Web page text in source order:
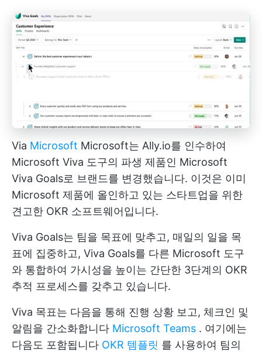
Via Microsoft Microsoft는 Ally.io를 인수하여
Microsoft Viva 도구의 파생 제품인 Microsoft
Viva Goals로 브랜드를 변경했습니다. 이것은 이미
Microsoft 제품에 올인하고 있는 스타트업을 위한
견고한 OKR 소프트웨어입니다.
Viva Goals는 팀을 목표에 맞추고, 매일의 일을 목
표에 집중하고, Viva Goals를 다른 Microsoft 도구
와 통합하여 가시성을 높이는 간단한 3단계의 OKR
추적 프로세스를 갖추고 있습니다.
Viva 목표는 다음을 통해 진행 상황 보고, 체크인 및
알림을 간소화합니다 Microsoft Teams . 여기에는
다음도 포함됩니다 OKR 템플릿 를 사용하여 팀의